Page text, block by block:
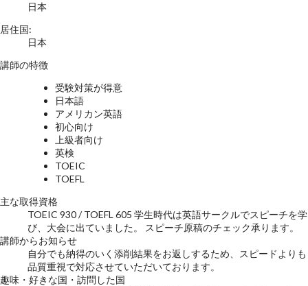
日本
居住国:
日本
講師の特徴
受験対策が得意
日本語
アメリカン英語
初心向け
上級者向け
英検
TOEIC
TOEFL
主な取得資格
TOEIC 930 / TOEFL 605 学生時代は英語サークルでスピーチを学
び、大会に出ていました。 スピーチ原稿のチェック承ります。
講師からお知らせ
自分でも納得のいく添削結果をお返しするため、スピードよりも
品質重視で対応させていただいております。
趣味・好きな国・訪問した国